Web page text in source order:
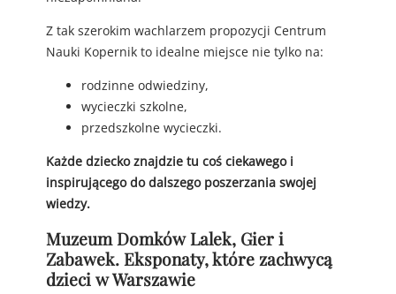
Z tak szerokim wachlarzem propozycji Centrum
Nauki Kopernik to idealne miejsce nie tylko na:
rodzinne odwiedziny,
wycieczki szkolne,
przedszkolne wycieczki.
Każde dziecko znajdzie tu coś ciekawego i
inspirującego do dalszego poszerzania swojej
wiedzy.
Muzeum Domków Lalek, Gier i
Zabawek. Eksponaty, które zachwycą
dzieci w Warszawie